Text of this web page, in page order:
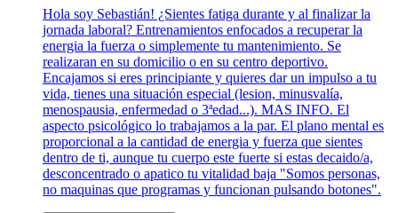
Hola soy Sebastián! ¿Sientes fatiga durante y al finalizar la
jornada laboral? Entrenamientos enfocados a recuperar la
energia la fuerza o simplemente tu mantenimiento. Se
realizaran en su domicilio o en su centro deportivo.
Encajamos si eres principiante y quieres dar un impulso a tu
vida, tienes una situación especial (lesion, minusvalía,
menospausia, enfermedad o 3ªedad...). MAS INFO. El
aspecto psicológico lo trabajamos a la par. El plano mental es
proporcional a la cantidad de energia y fuerza que sientes
dentro de ti, aunque tu cuerpo este fuerte si estas decaido/a,
desconcentrado o apatico tu vitalidad baja "Somos personas,
no maquinas que programas y funcionan pulsando botones".